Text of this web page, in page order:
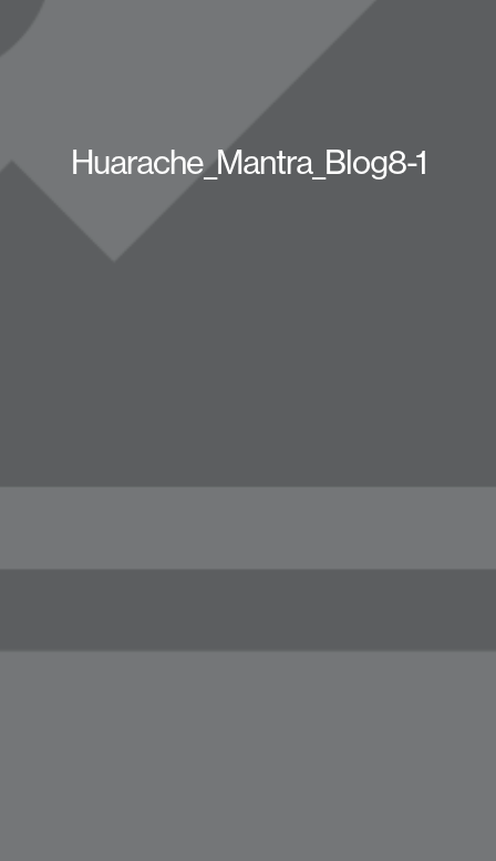
Huarache_Mantra_Blog8-1